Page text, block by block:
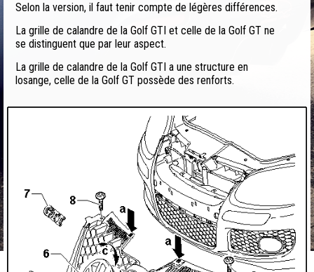
Selon la version, il faut tenir compte de légères différences.
La grille de calandre de la Golf GTI et celle de la Golf GT ne
se distinguent que par leur aspect.
La grille de calandre de la Golf GTI a une structure en
losange, celle de la Golf GT possède des renforts.